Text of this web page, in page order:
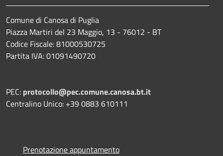
Comune di Canosa di Puglia
Piazza Martiri del 23 Maggio, 13 - 76012 - BT
Codice Fiscale: 81000530725
Partita IVA: 01091490720
PEC: protocollo@pec.comune.canosa.bt.it
Centralino Unico: +39 0883 610111
Prenotazione appuntamento